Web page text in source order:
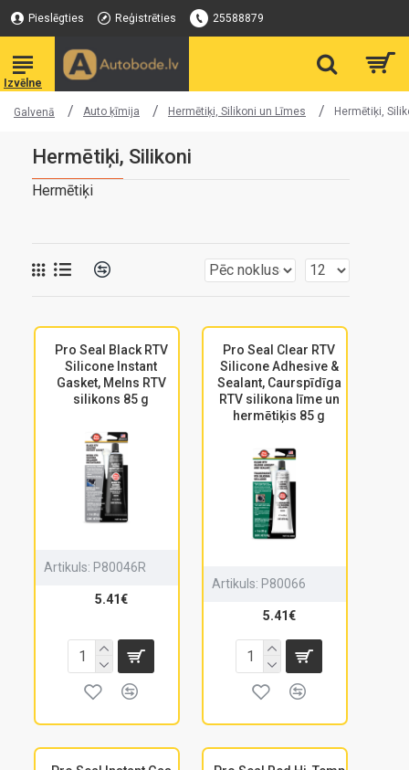
Pieslēgties Reģistrēties 25588879
Galvenā Auto ķīmija Hermētiķi, Silikoni un Līmes Hermētiķi,
Hermētiķi, Silikoni
Hermētiķi
Pro Seal Black RTV
Silicone Instant
Gasket, Melns RTV
silikons 85 g
Artikuls: P80046R
5.41€
Pro Seal Clear RTV
Silicone Adhesive &
Sealant, Caurspīdīga
RTV silikona līme un
hermētiķis 85 g
Artikuls: P80066
5.41€